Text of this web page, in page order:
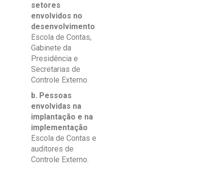
setores
envolvidos no
desenvolvimento
Escola de Contas,
Gabinete da
Presidência e
Secretarias de
Controle Externo.
b. Pessoas
envolvidas na
implantação e na
implementação
Escola de Contas e
auditores de
Controle Externo.